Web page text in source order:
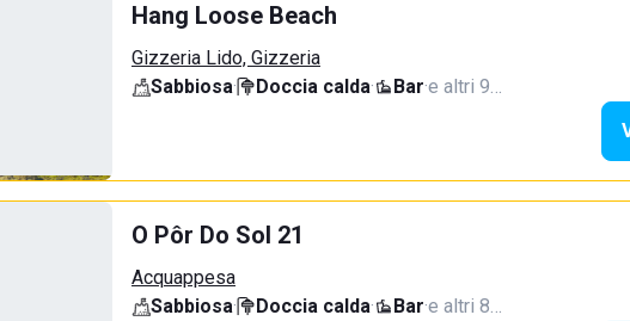
Hang Loose Beach
Gizzeria Lido, Gizzeria
Sabbiosa· Doccia calda· Bar·e altri 9…
O Pôr Do Sol 21
Acquappesa
Sabbiosa· Doccia calda· Bar·e altri 8…